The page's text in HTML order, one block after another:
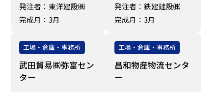
発注者：東洋建設㈱
完成月：3月
発注者：鉄建建設㈱
完成月：3月
工場・倉庫・事務所
武田貿易㈱弥富セン
ター
工場・倉庫・事務所
昌和物産物流センタ
ー